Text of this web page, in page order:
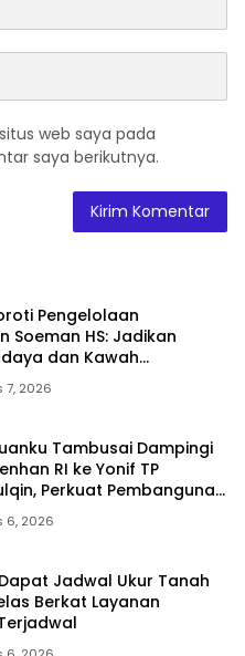
web saya pada
saya berikutnya.
Pengelolaan
Soeman HS: Jadikan
dan Kawah
Intelektual
7, 2026
Tambusai Dampingi
RI ke Yonif TP
Perkuat Pembangunan
6, 2026
Jadwal Ukur Tanah
Berkat Layanan